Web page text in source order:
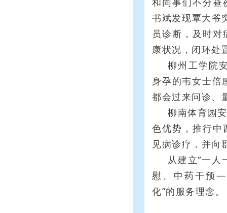
书斌发现覃大爷
员诊断，及时
康状况，闭环处
柳州工学院
身孕的韦女士倍
都会过来问诊、
柳南体育园
色优势，推行中
见病诊疗，并向
从建立“一人
慰、中药干预
化”的服务理念。